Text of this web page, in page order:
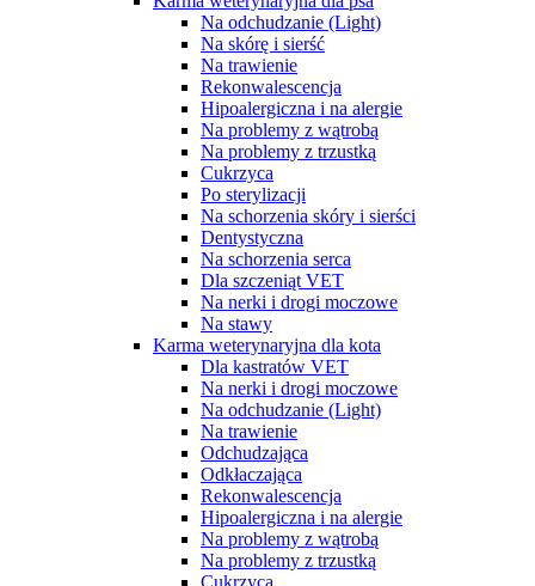
Na odchudzanie (Light)
Na skórę i sierść
Na trawienie
Rekonwalescencja
Hipoalergiczna i na alergie
Na problemy z wątrobą
Na problemy z trzustką
Cukrzyca
Po sterylizacji
Na schorzenia skóry i sierści
Dentystyczna
Na schorzenia serca
Dla szczeniąt VET
Na nerki i drogi moczowe
Na stawy
Karma weterynaryjna dla kota
Dla kastratów VET
Na nerki i drogi moczowe
Na odchudzanie (Light)
Na trawienie
Odchudzająca
Odkłaczająca
Rekonwalescencja
Hipoalergiczna i na alergie
Na problemy z wątrobą
Na problemy z trzustką